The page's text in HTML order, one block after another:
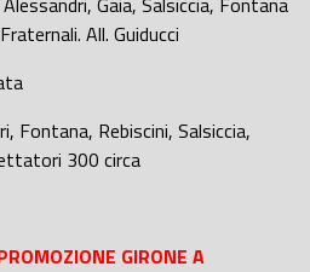
All. Guiducci
Fontana, Rebiscini, Salsiccia,
300 circa
GIRONE A